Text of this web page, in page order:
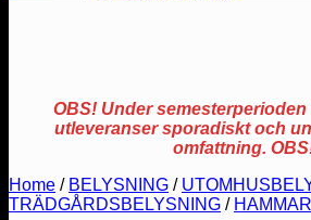
OBS! Under semesterperioden
utleveranser sporadiskt och
omfattning.
Home / BELYSNING /
TRÄDGÅRDSBELYSNING /